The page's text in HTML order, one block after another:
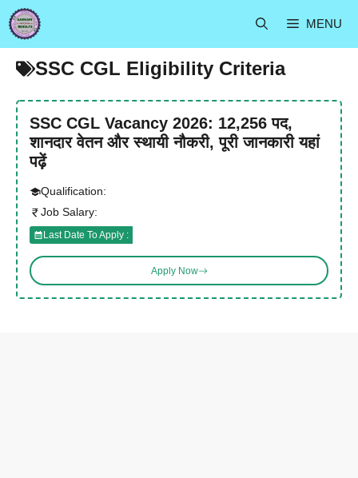
Skip
to
content
MENU
SSC CGL Eligibility Criteria
SSC CGL Vacancy 2026: 12,256 पद,
शानदार वेतन और स्थायी नौकरी, पूरी जानकारी यहां
पढ़ें
Qualification:
Job Salary:
Last Date To Apply :
Apply Now